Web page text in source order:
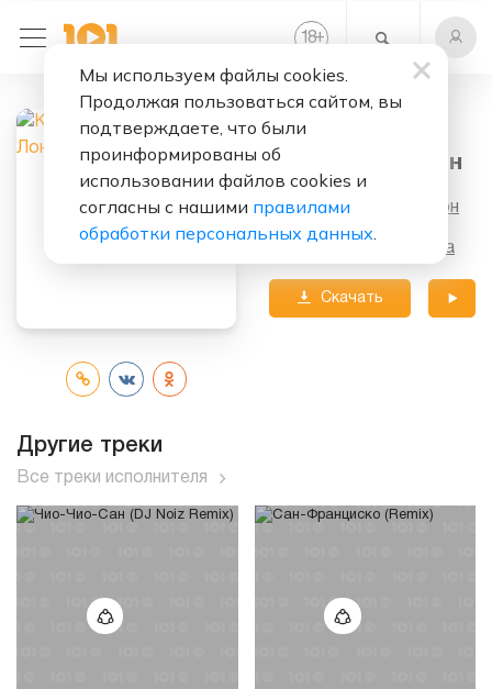
18+
Слушать бесплатно
Прощай, Лондон
Исполнитель: Кар-Мэн
Вокруг Света
Скачать
Другие треки
Все треки исполнителя
Мы используем файлы cookies.
Продолжая пользоваться сайтом, вы
подтверждаете, что были
проинформированы об
использовании файлов cookies и
согласны с нашими правилами
обработки персональных данных.